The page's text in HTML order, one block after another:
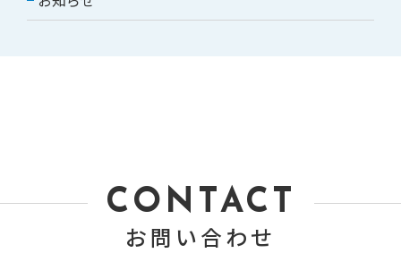
CONTACT
お問い合わせ